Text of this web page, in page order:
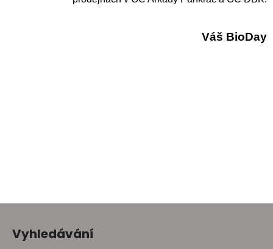
Váš BioDay
Z
Vyhledávání